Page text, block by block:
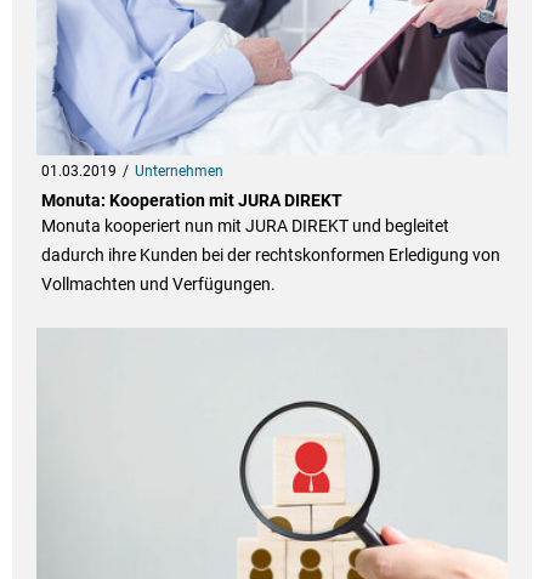
01.03.2019 Unternehmen
Monuta: Kooperation mit JURA DIREKT
Monuta kooperiert nun mit JURA DIREKT und begleitet
dadurch ihre Kunden bei der rechtskonformen Erledigung von
Vollmachten und Verfügungen.